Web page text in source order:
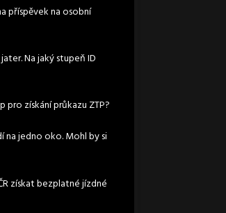
příspěvek na osobní
Na jaký stupeň ID
pro získání průkazu ZTP?
na jedno oko. Mohl by si
získat bezplatné jízdné